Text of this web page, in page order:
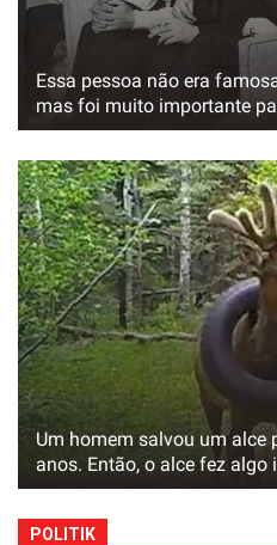
Essa pessoa não era
mas foi muito importante
Um homem salvou um alce
anos. Então, o alce fez algo
POLITIK